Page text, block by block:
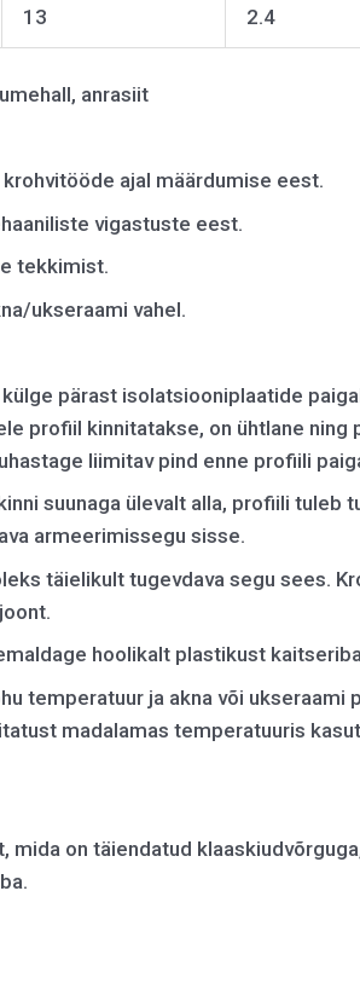
13 2.4
anrasiit
ajal määrdumise eest.
vigastuste eest.
tekkimist.
ukseraami vahel.
pärast isolatsiooniplaatide
profiil kinnitatakse, on ühtlane ning
liimitav pind enne profiili
suunaga ülevalt alla, profiili tuleb
armeerimissegu sisse.
täielikult tugevdava segu sees.
hoolikalt plastikust
temperatuur ja akna või ukseraami
madalamas temperatuuris
on täiendatud